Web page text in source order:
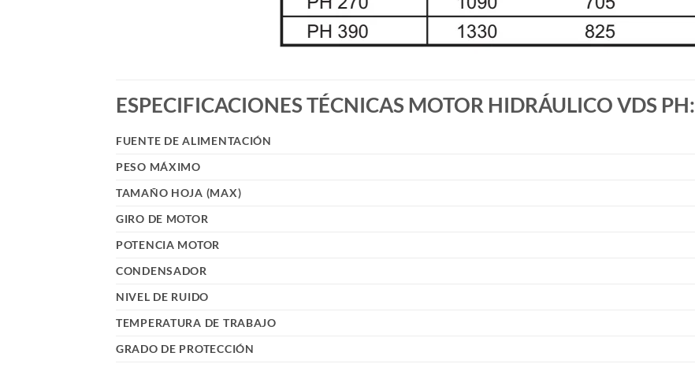
ESPECIFICACIONES TÉCNICAS MOTOR HIDRÁULICO VDS PH:
FUENTE DE ALIMENTACIÓN
PESO MÁXIMO
TAMAÑO HOJA (MAX)
GIRO DE MOTOR
POTENCIA MOTOR
CONDENSADOR
NIVEL DE RUIDO
TEMPERATURA DE TRABAJO
GRADO DE PROTECCIÓN